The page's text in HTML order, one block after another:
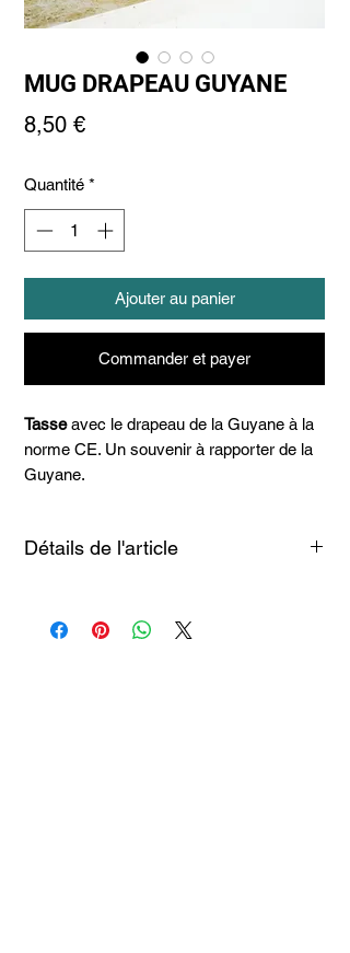
MUG DRAPEAU GUYANE
8,50 €Prix
Quantité *
Ajouter au panier
Commander et payer
Tasseavec le drapeau de la Guyane à la
norme CE. Un souvenir à rapporter de la
Guyane.
Détails de l'article